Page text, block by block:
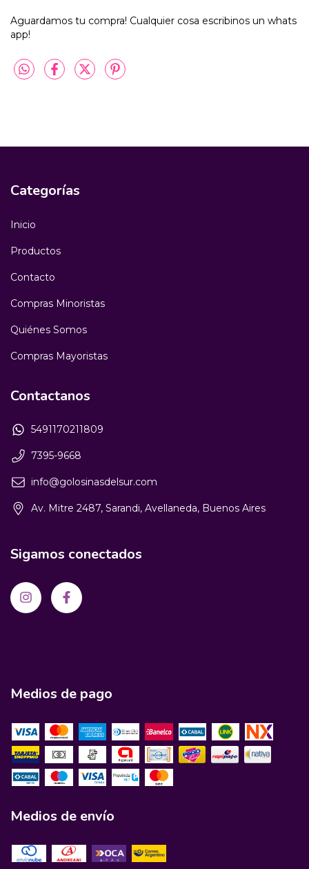
Aguardamos tu compra! Cualquier cosa escribinos un whats
app!
Categorías
Inicio
Productos
Contacto
Compras Minoristas
Quiénes Somos
Compras Mayoristas
Contactanos
5491170211809
7395-9668
info@golosinasdelsur.com
Av. Mitre 2487, Sarandi, Avellaneda, Buenos Aires
Sigamos conectados
Medios de pago
Medios de envío